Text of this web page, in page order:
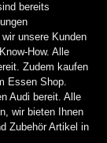
bereits
unsere Kunden
How. Alle
Zudem kaufen
Essen Shop.
Audi bereit. Alle
wir bieten Ihnen
Zubehör Artikel in